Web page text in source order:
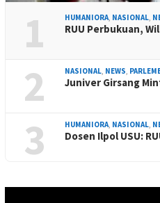
1 HUMANIORA, NASIONAL,
RUU Perbukuan,
2 NASIONAL, NEWS,
Juniver Girsang
3 HUMANIORA, NASIONAL,
Dosen Ilpol USU: